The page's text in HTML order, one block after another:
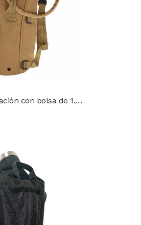
Mochila de Hidratación con bolsa de 1.8 L.